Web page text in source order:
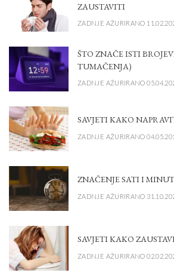
ZAUSTAVITI
ZADNJE AŽURIRANO
ŠTO ZNAČE ISTI
TUMAČENJA)
ZADNJE AŽURIRANO
SAVJETI KAKO
ZADNJE AŽURIRANO
ZNAČENJE SATI I
ZADNJE AŽURIRANO
SAVJETI KAKO
ZADNJE AŽURIRANO